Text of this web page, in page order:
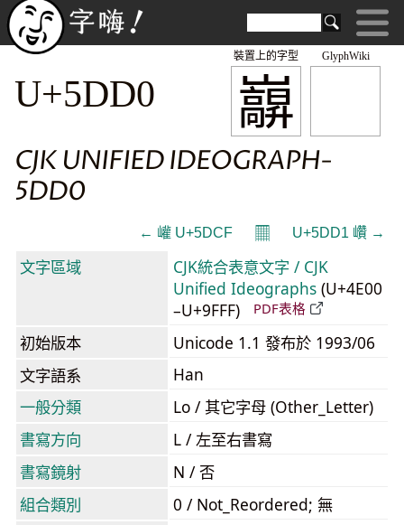
GlyphWiki
巐
裝置上的字型
U+5DD0
CJK UNIFIED IDEOGRAPH-
5DD0
← 巏 U+5DCF 𝄜 U+5DD1 巑 →
文字區域
CJK統合表意文字 / CJK
Unified Ideographs (U+4E00
–U+9FFF)
PDF表格
初始版本
Unicode 1.1 發布於 1993/06
文字語系
Han
一般分類
Lo / 其它字母 (Other_Letter)
書寫方向
L / 左至右書寫
書寫鏡射
N / 否
組合類別
0 / Not_Reordered; 無